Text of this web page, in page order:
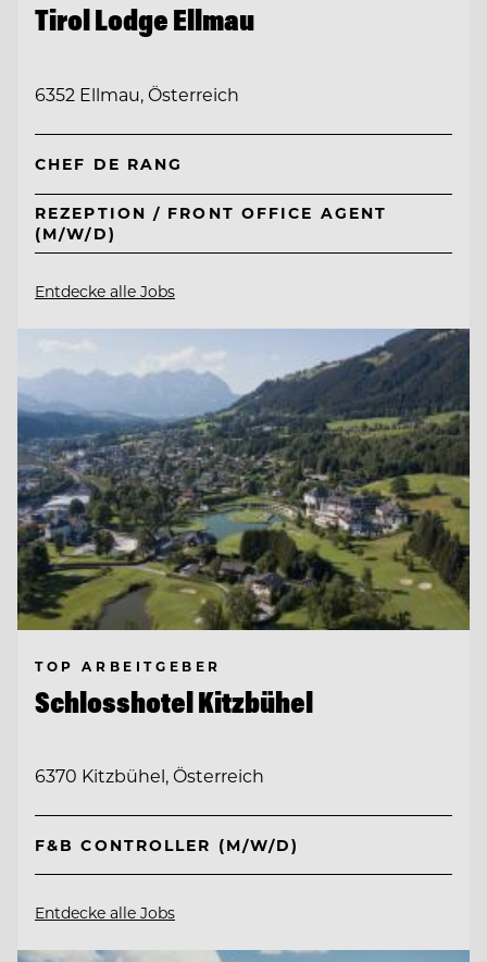
Tirol Lodge Ellmau
6352 Ellmau, Österreich
CHEF DE RANG
REZEPTION / FRONT OFFICE AGENT
(M/W/D)
Entdecke alle Jobs
TOP ARBEITGEBER
Schlosshotel Kitzbühel
6370 Kitzbühel, Österreich
F&B CONTROLLER (M/W/D)
Entdecke alle Jobs